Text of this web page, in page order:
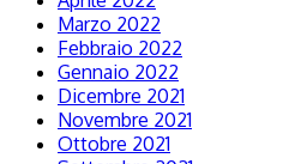
Marzo 2022
Febbraio 2022
Gennaio 2022
Dicembre 2021
Novembre 2021
Ottobre 2021